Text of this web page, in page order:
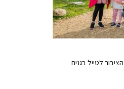
לטייל בגנים